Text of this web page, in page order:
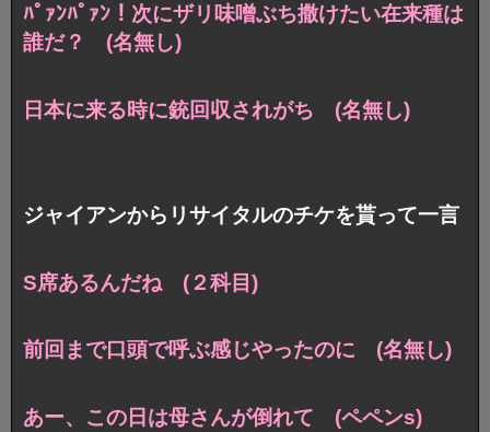
ﾊﾟｧﾝﾊﾟｧﾝ！次にザリ味噌ぶち撒けたい在来種は
誰だ？ (名無し)
日本に来る時に銃回収されがち (名無し)
ジャイアンからリサイタルのチケを貰って一言
S席あるんだね (２科目)
前回まで口頭で呼ぶ感じやったのに (名無し)
あー、この日は母さんが倒れて (ペペンs)